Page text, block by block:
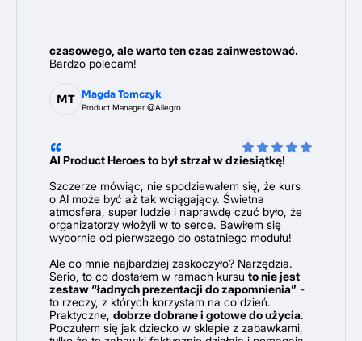
czasowego, ale warto ten czas zainwestować.
Bardzo polecam!
MT Magda Tomczyk
Product Manager @Allegro
AI Product Heroes to był strzał w dziesiątkę!
Szczerze mówiąc, nie spodziewałem się, że kurs
o AI może być aż tak wciągający. Świetna
atmosfera, super ludzie i naprawdę czuć było, że
organizatorzy włożyli w to serce. Bawiłem się
wybornie od pierwszego do ostatniego modułu!
Ale co mnie najbardziej zaskoczyło? Narzędzia.
Serio, to co dostałem w ramach kursu to nie jest
zestaw “ładnych prezentacji do zapomnienia” -
to rzeczy, z których korzystam na co dzień.
Praktyczne, dobrze dobrane i gotowe do użycia.
Poczułem się jak dziecko w sklepie z zabawkami,